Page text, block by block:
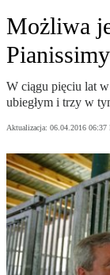
Możliwa
Pianissimy
W ciągu pięciu lat
ubiegłym i trzy w
Aktualizacja: 06.04.2016 06:37